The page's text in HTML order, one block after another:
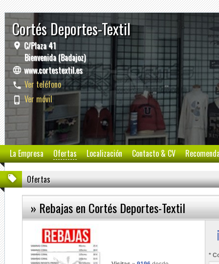
Cortés Deportes-Textil
C/Plaza 41
Bienvenida (Badajoz)
www.cortestextil.es
Ver teléfono
Ver móvil
La Empresa Ofertas Localización Contacto & CV
Ofertas
» Rebajas en Cortés Deportes-Textil
*